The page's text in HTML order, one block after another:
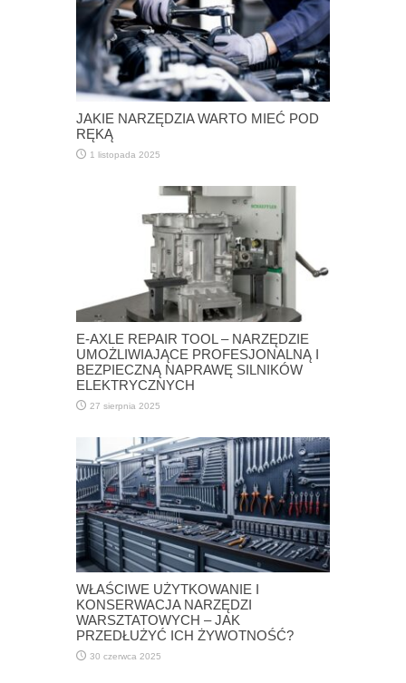
JAKIE NARZĘDZIA WARTO MIEĆ POD
RĘKĄ
1 listopada 2025
E-AXLE REPAIR TOOL – NARZĘDZIE
UMOŻLIWIAJĄCE PROFESJONALNĄ I
BEZPIECZNĄ NAPRAWĘ SILNIKÓW
ELEKTRYCZNYCH
27 sierpnia 2025
WŁAŚCIWE UŻYTKOWANIE I
KONSERWACJA NARZĘDZI
WARSZTATOWYCH – JAK
PRZEDŁUŻYĆ ICH ŻYWOTNOŚĆ?
30 czerwca 2025